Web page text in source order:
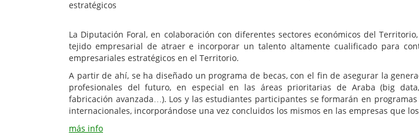
estratégicos
La Diputación Foral, en colaboración con diferentes sectores económicos del
tejido empresarial de atraer e incorporar un talento altamente cualificado para
empresariales estratégicos en el Territorio.
A partir de ahí, se ha diseñado un programa de becas, con el fin de asegurar la
profesionales del futuro, en especial en las áreas prioritarias de Araba (big
fabricación avanzada…). Los y las estudiantes participantes se formarán en
internacionales, incorporándose una vez concluidos los mismos en las empresas que
más info